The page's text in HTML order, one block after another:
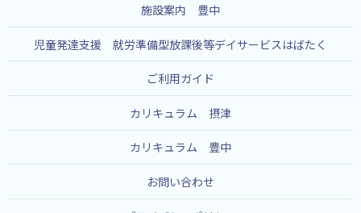
施設案内 豊中
児童発達支援 就労準備型放課後等デイサービスはばたく
ご利用ガイド
カリキュラム 摂津
カリキュラム 豊中
お問い合わせ